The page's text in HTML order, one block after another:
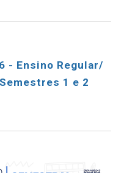
- Ensino Regular/
1 e 2